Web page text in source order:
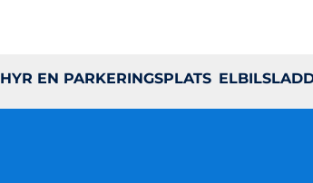
HYR EN PARKERINGSPLATS